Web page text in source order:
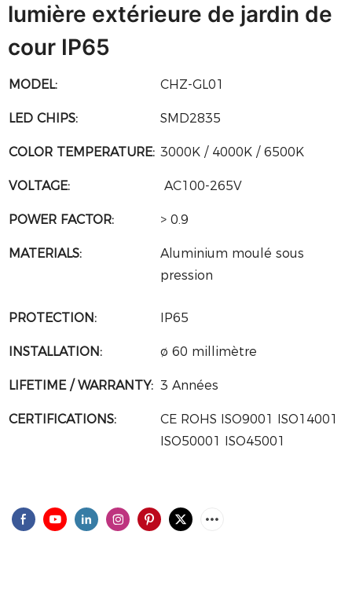
lumière extérieure de jardin de
cour IP65
MODEL: CHZ-GL01
LED CHIPS: SMD2835
COLOR TEMPERATURE: 3000K / 4000K / 6500K
VOLTAGE: AC100-265V
POWER FACTOR: > 0.9
MATERIALS:
Aluminium moulé sous
pression
PROTECTION: IP65
INSTALLATION: ø 60 millimètre
LIFETIME / WARRANTY: 3 Années
CERTIFICATIONS:
CE ROHS ISO9001 ISO14001
ISO50001 ISO45001